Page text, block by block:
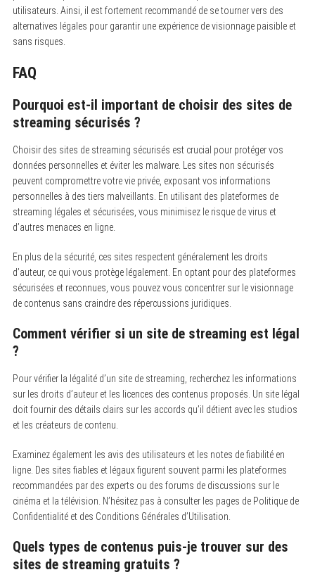
utilisateurs. Ainsi, il est fortement recommandé de se tourner vers des
alternatives légales pour garantir une expérience de visionnage paisible et
sans risques.
FAQ
Pourquoi est-il important de choisir des sites de
streaming sécurisés ?
Choisir des sites de streaming sécurisés est crucial pour protéger vos
données personnelles et éviter les malware. Les sites non sécurisés
peuvent compromettre votre vie privée, exposant vos informations
personnelles à des tiers malveillants. En utilisant des plateformes de
streaming légales et sécurisées, vous minimisez le risque de virus et
d’autres menaces en ligne.
En plus de la sécurité, ces sites respectent généralement les droits
d’auteur, ce qui vous protège légalement. En optant pour des plateformes
sécurisées et reconnues, vous pouvez vous concentrer sur le visionnage
de contenus sans craindre des répercussions juridiques.
Comment vérifier si un site de streaming est légal
?
Pour vérifier la légalité d’un site de streaming, recherchez les informations
sur les droits d’auteur et les licences des contenus proposés. Un site légal
doit fournir des détails clairs sur les accords qu’il détient avec les studios
et les créateurs de contenu.
Examinez également les avis des utilisateurs et les notes de fiabilité en
ligne. Des sites fiables et légaux figurent souvent parmi les plateformes
recommandées par des experts ou des forums de discussions sur le
cinéma et la télévision. N’hésitez pas à consulter les pages de Politique de
Confidentialité et des Conditions Générales d’Utilisation.
Quels types de contenus puis-je trouver sur des
sites de streaming gratuits ?